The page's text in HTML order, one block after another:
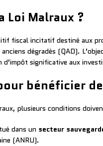
Loi Malraux ?
fiscal incitatif destiné aux
dégradés (QAD).
significative aux
bénéficier
plusieurs conditions
dans un secteur
(ANRU).